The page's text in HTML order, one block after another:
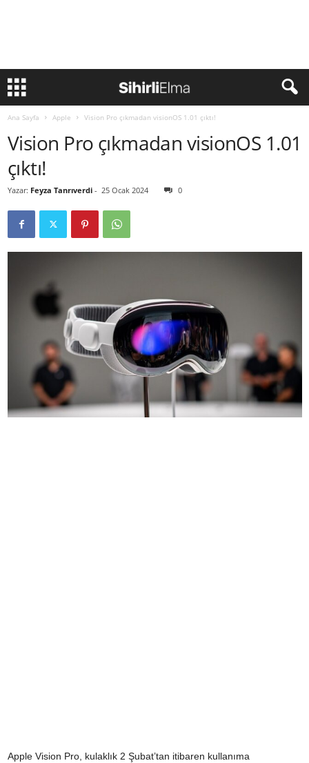
Ana Sayfa Apple Vision Pro çıkmadan visionOS 1.01 çıktı!
Vision Pro çıkmadan visionOS 1.01
çıktı!
Yazar: Feyza Tanrıverdi - 25 Ocak 2024 0
Apple Vision Pro, kulaklık 2 Şubat’tan itibaren kullanıma